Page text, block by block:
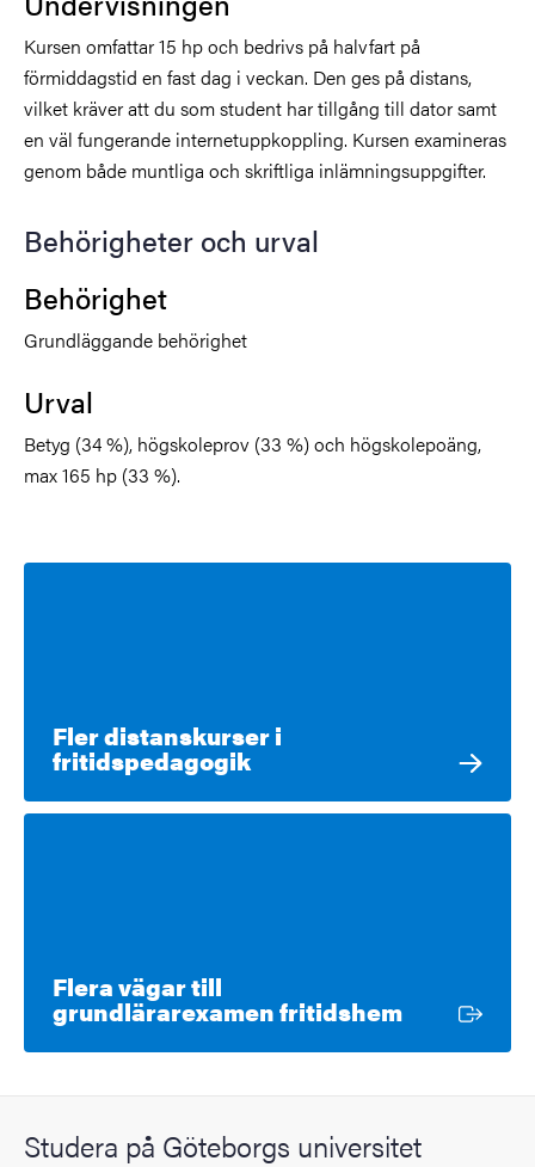
Kursen omfattar 15 hp och bedrivs på halvfart på
förmiddagstid en fast dag i veckan. Den ges på distans,
vilket kräver att du som student har tillgång till dator samt
en väl fungerande internetuppkoppling. Kursen examineras
genom både muntliga och skriftliga inlämningsuppgifter.
Behörigheter och urval
Behörighet
Grundläggande behörighet
Urval
Betyg (34 %), högskoleprov (33 %) och högskolepoäng,
max 165 hp (33 %).
Fler distanskurser i
fritidspedagogik
Flera vägar till
grundlärarexamen fritidshemExtern
Studera på Göteborgs universitet